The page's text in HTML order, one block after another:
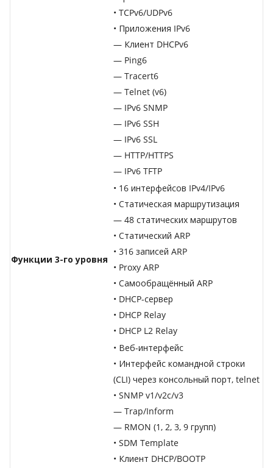
• TCPv6/UDPv6
• Приложения IPv6
— Клиент DHCPv6
— Ping6
— Tracert6
— Telnet (v6)
— IPv6 SNMP
— IPv6 SSH
— IPv6 SSL
— HTTP/HTTPS
— IPv6 TFTP
Функции 3-го уровня
• 16 интерфейсов IPv4/IPv6
• Статическая маршрутизация
— 48 статических маршрутов
• Статический ARP
• 316 записей ARP
• Proxy ARP
• Самообращённый ARP
• DHCP-сервер
• DHCP Relay
• DHCP L2 Relay
• Веб-интерфейс
• Интерфейс командной строки
(CLI) через консольный порт, telnet
• SNMP v1/v2c/v3
— Trap/Inform
— RMON (1, 2, 3, 9 групп)
• SDM Template
• Клиент DHCP/BOOTP